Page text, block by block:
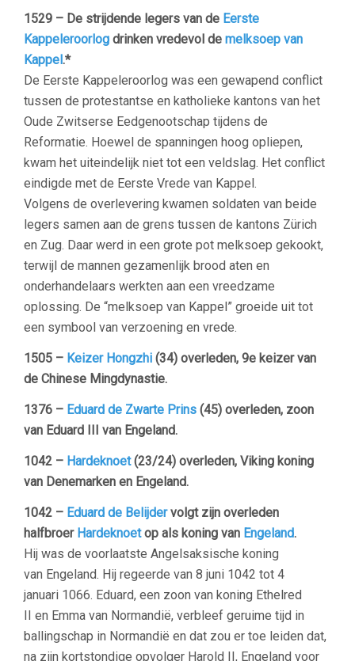
1529 – De strijdende legers van de Eerste
Kappeleroorlog drinken vredevol de melksoep van
Kappel.*
De Eerste Kappeleroorlog was een gewapend conflict
tussen de protestantse en katholieke kantons van het
Oude Zwitserse Eedgenootschap tijdens de
Reformatie. Hoewel de spanningen hoog opliepen,
kwam het uiteindelijk niet tot een veldslag. Het conflict
eindigde met de Eerste Vrede van Kappel.
Volgens de overlevering kwamen soldaten van beide
legers samen aan de grens tussen de kantons Zürich
en Zug. Daar werd in een grote pot melksoep gekookt,
terwijl de mannen gezamenlijk brood aten en
onderhandelaars werkten aan een vreedzame
oplossing. De “melksoep van Kappel” groeide uit tot
een symbool van verzoening en vrede.
1505 – Keizer Hongzhi (34) overleden, 9e keizer van
de Chinese Mingdynastie.
1376 – Eduard de Zwarte Prins (45) overleden, zoon
van Eduard III van Engeland.
1042 – Hardeknoet(23/24) overleden, Viking koning
van Denemarken en Engeland.
1042 – Eduard de Belijdervolgt zijn overleden
halfbroer Hardeknoetop als koning van Engeland.
Hij was de voorlaatste Angelsaksische koning
van Engeland. Hij regeerde van 8 juni 1042 tot 4
januari 1066. Eduard, een zoon van koning Ethelred
II en Emma van Normandië, verbleef geruime tijd in
ballingschap in Normandië en dat zou er toe leiden dat,
na zijn kortstondige opvolger Harold II, Engeland voor